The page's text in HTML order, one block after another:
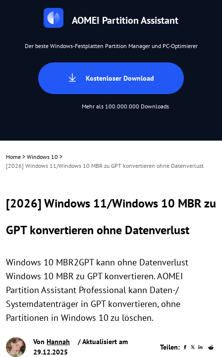
AOMEI Partition Assistant
Der beste Windows-Festplatten Partition Manager und PC-Optimierer
Kostenloser Download
Mehr als 100.000.000 Downloads
Home > Windows 10 >
[2026] Windows 11/Windows 10 MBR zu GPT konvertieren ohne Datenverlust
[2026] Windows 11/Windows 10 MBR zu
GPT konvertieren ohne Datenverlust
Windows 10 MBR2GPT kann ohne Datenverlust
Windows 10 MBR zu GPT konvertieren. AOMEI
Partition Assistant Professional kann Daten-/
Systemdatenträger in GPT konvertieren, ohne
Partitionen in Windows 10 zu löschen.
Von Hannah
/ Aktualisiert am
29.12.2025
Teilen: